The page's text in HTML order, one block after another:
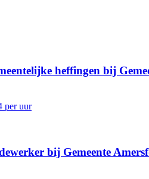
heffingen bij
per uur
bij Gemeente